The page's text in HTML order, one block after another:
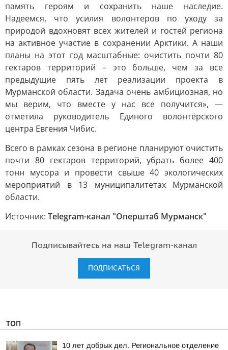
память героям и сохранить наше наследие.
Надеемся, что усилия волонтеров по уходу за
природой вдохновят всех жителей и гостей региона
на активное участие в сохранении Арктики. А наши
планы на этот год масштабные: очистить почти 80
гектаров территорий – это больше, чем за все
предыдущие пять лет реализации проекта в
Мурманской области. Задача очень амбициозная, но
мы верим, что вместе у нас все получится», —
отметила руководитель Единого волонтёрского
центра Евгения Чибис.
Всего в рамках сезона в регионе планируют очистить
почти 80 гектаров территорий, убрать более 400
тонн мусора и провести свыше 40 экологических
мероприятий в 13 муниципалитетах Мурманской
области.
Источник: Telegram-канал "Оперштаб Мурманск"
Подписывайтесь на наш Telegram-канал
ПОДПИСАТЬСЯ
ТОП
10 лет добрых дел. Региональное отделение